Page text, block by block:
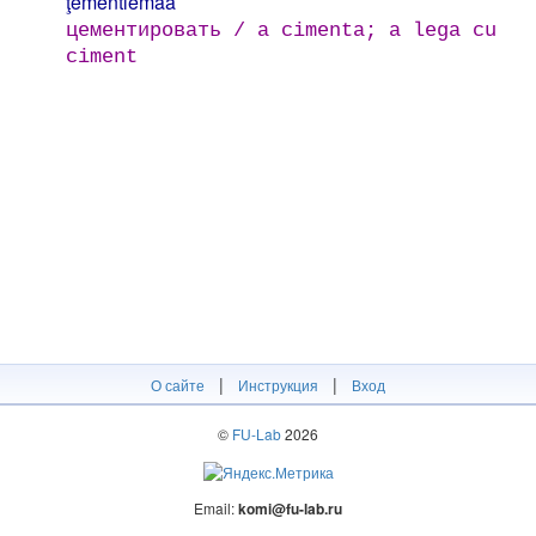
цементировать / a cimenta; a lega cu
ciment
О сайте | Инструкция | Вход
© FU-Lab2026
Email:komi@fu-lab.ru